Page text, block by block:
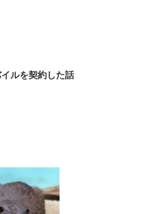
ルを契約した話